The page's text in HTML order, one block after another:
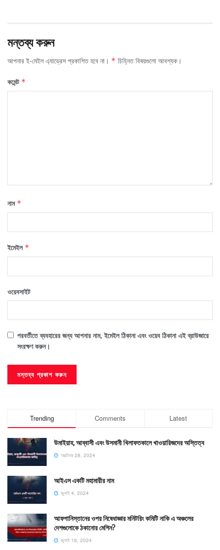
মন্তব্য করুন
আপনার ই-মেইল এ্যাড্রেস প্রকাশিত হবে না। * চিহ্নিত বিষয়গুলো আবশ্যক।
কমেন্ট *
নাম *
ইমেইল *
ওয়েবসাইট
পরবর্তীতে ব্যবহারের জন্য আপনার নাম, ইমেইল ঠিকানা এবং ওয়েব ঠিকানা এই ব্রাউজারে
সংরক্ষণ করুন।
Trending Comments Latest
উমাইয়াহ, আব্বাসী এবং উসমানী খিলাফতকালে খাওয়ারিজদের অস্তিত্ব
অক্টোবর 28, 2024
আইএস একটি মহামারীর নাম
জুলাই 4, 2024
আফগানিস্তানের ওপর নিষেধাজ্ঞার মনিটরিং কমিটি নাকি এ অঞ্চলের
দেশগুলোকে ঠকানোর মেশিন?
জুলাই 16, 2024